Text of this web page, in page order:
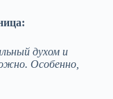
духом и
Особенно,